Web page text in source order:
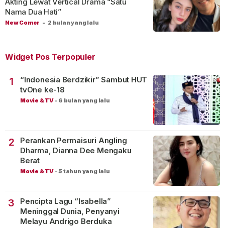
New Comer - 2 bulan yang lalu
Nama Dua Hati”
Widget Pos Terpopuler
1
“Indonesia Berdzikir” Sambut HUT
tvOne ke-18
Movie & TV - 6 bulan yang lalu
2
Perankan Permaisuri Angling
Dharma, Dianna Dee Mengaku
Berat
Movie & TV -5 tahun yang lalu
3
Pencipta Lagu “Isabella”
Meninggal Dunia, Penyanyi
Melayu Andrigo Berduka